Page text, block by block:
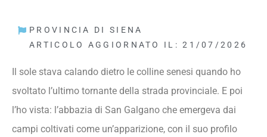
PROVINCIA DI SIENA
ARTICOLO AGGIORNATO IL: 21/07/2026
Il sole stava calando dietro le colline senesi quando ho
svoltato l’ultimo tornante della strada provinciale. E poi
l’ho vista: l’abbazia di San Galgano che emergeva dai
campi coltivati come un’apparizione, con il suo profilo